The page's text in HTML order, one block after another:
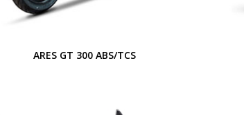
ARES GT 300 ABS/TCS